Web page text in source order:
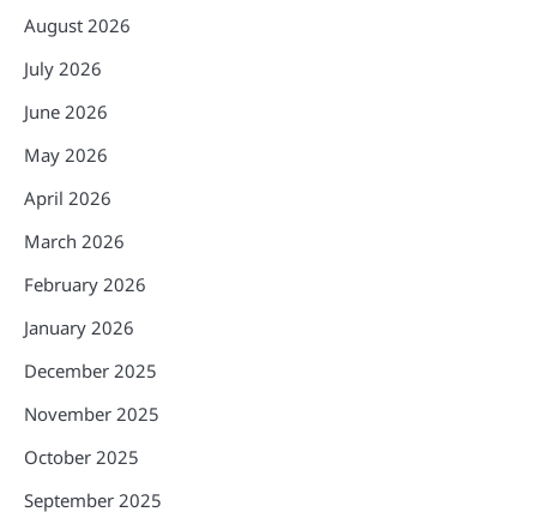
August 2026
July 2026
June 2026
May 2026
April 2026
March 2026
February 2026
January 2026
December 2025
November 2025
October 2025
September 2025